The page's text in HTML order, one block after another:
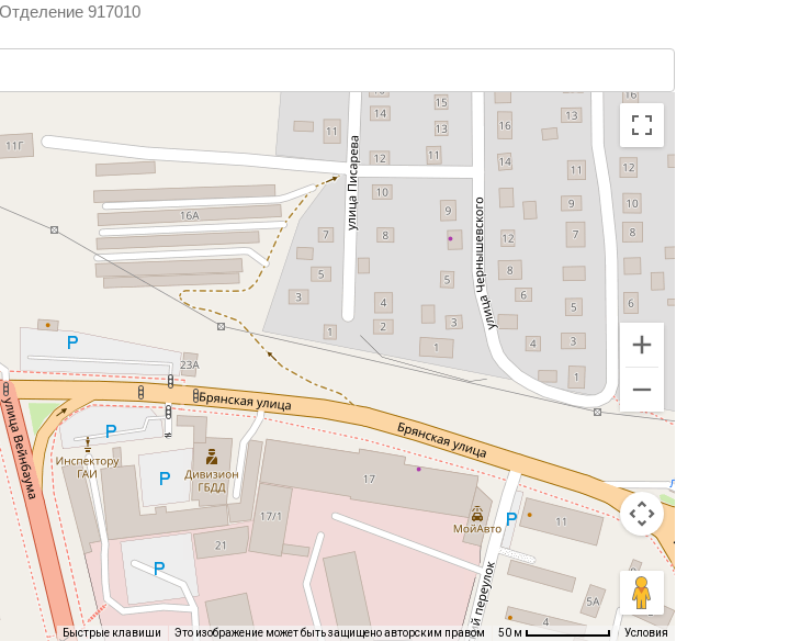
Отделение 917010
Быстрые клавиши Это изображение может быть защищено авторским правом 50 м Условия